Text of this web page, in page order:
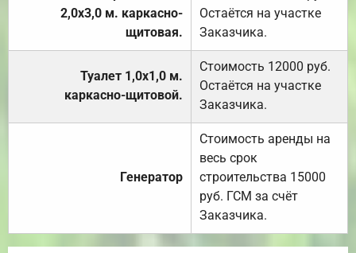
2,0х3,0 м. каркасно-
щитовая.
Остаётся на участке
Заказчика.
Туалет 1,0х1,0 м.
каркасно-щитовой.
Стоимость 12000 руб.
Остаётся на участке
Заказчика.
Генератор
Стоимость аренды на
весь срок
строительства 15000
руб. ГСМ за счёт
Заказчика.